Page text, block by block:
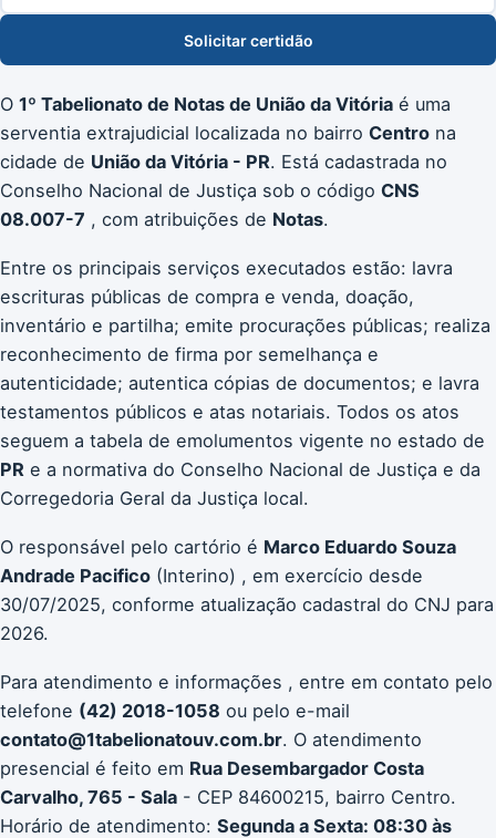
Solicitar certidão
O 1º Tabelionato de Notas de União da Vitória é uma
serventia extrajudicial localizada no bairro Centro na
cidade de União da Vitória - PR. Está cadastrada no
Conselho Nacional de Justiça sob o código CNS
08.007-7 , com atribuições de Notas.
Entre os principais serviços executados estão: lavra
escrituras públicas de compra e venda, doação,
inventário e partilha; emite procurações públicas; realiza
reconhecimento de firma por semelhança e
autenticidade; autentica cópias de documentos; e lavra
testamentos públicos e atas notariais. Todos os atos
seguem a tabela de emolumentos vigente no estado de
PR e a normativa do Conselho Nacional de Justiça e da
Corregedoria Geral da Justiça local.
O responsável pelo cartório é Marco Eduardo Souza
Andrade Pacifico (Interino) , em exercício desde
30/07/2025, conforme atualização cadastral do CNJ para
2026.
Para atendimento e informações , entre em contato pelo
telefone (42) 2018-1058 ou pelo e-mail
contato@1tabelionatouv.com.br. O atendimento
presencial é feito em Rua Desembargador Costa
Carvalho, 765 - Sala - CEP 84600215, bairro Centro.
Horário de atendimento: Segunda a Sexta: 08:30 às